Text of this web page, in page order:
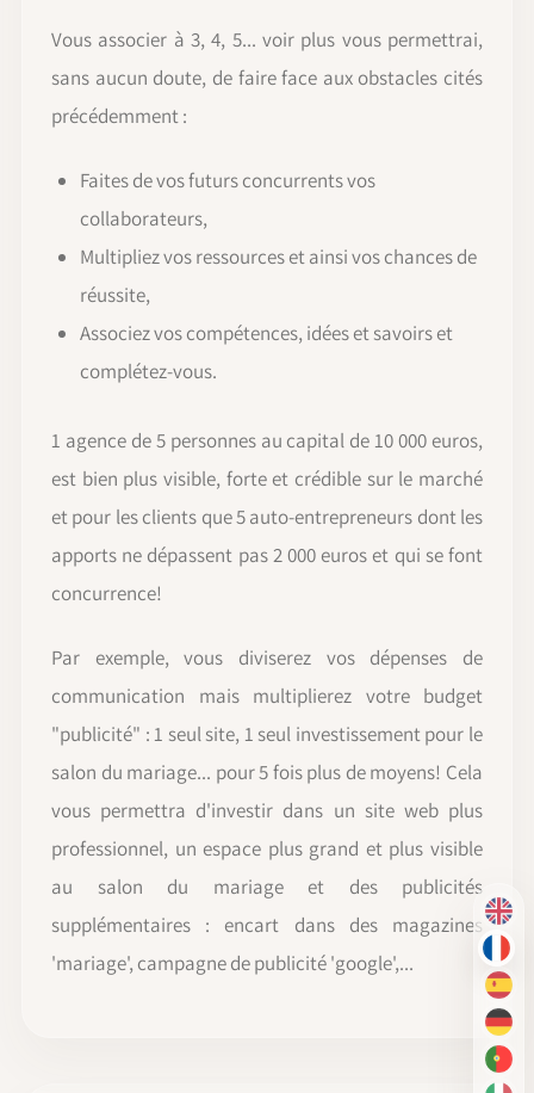
EN
FR
ES
DE
PT-
Vous associer à 3, 4, 5... voir plus vous permettrai,
sans aucun doute, de faire face aux obstacles cités
précédemment :
Faites de vos futurs concurrents vos
collaborateurs,
Multipliez vos ressources et ainsi vos chances de
réussite,
Associez vos compétences, idées et savoirs et
complétez-vous.
1 agence de 5 personnes au capital de 10 000 euros,
est bien plus visible, forte et crédible sur le marché
et pour les clients que 5 auto-entrepreneurs dont les
apports ne dépassent pas 2 000 euros et qui se font
concurrence!
Par exemple, vous diviserez vos dépenses de
communication mais multiplierez votre budget
"publicité" : 1 seul site, 1 seul investissement pour le
salon du mariage... pour 5 fois plus de moyens! Cela
vous permettra d'investir dans un site web plus
professionnel, un espace plus grand et plus visible
au salon du mariage et des publicités
supplémentaires : encart dans des magazines
'mariage', campagne de publicité 'google',...